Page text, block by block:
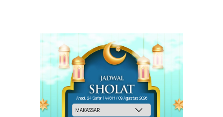
Ahad, 24 Safar 1448 H / 09 Agustus 2026